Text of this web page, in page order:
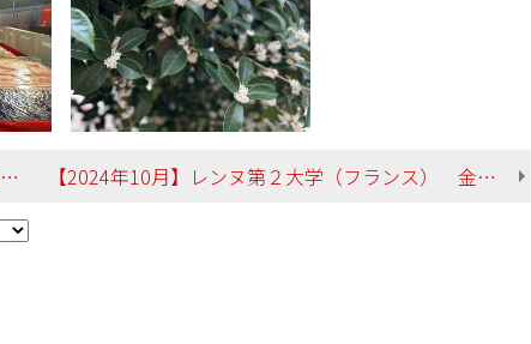
【2024年10月】レンヌ第２大学（フランス） 金城さん 経済学部 地域環境政策学科